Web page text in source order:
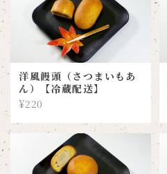
洋風饅頭（さつまいもあ
ん）【冷蔵配送】
¥220